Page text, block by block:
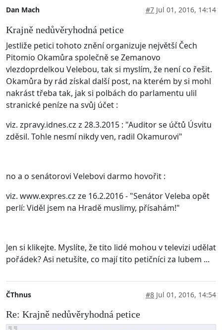
Dan Mach #7 Jul 01, 2016, 14:14
Krajně nedůvěryhodná petice
Jestliže petici tohoto znění organizuje největší Čech
Pitomio Okamůra společně se Zemanovo
vlezdoprdelkou Velebou, tak si myslím, že není co řešit.
Okamůra by rád získal další post, na kterém by si mohl
nakrást třeba tak, jak si polbách do parlamentu ulil
stranické peníze na svůj účet :
viz. zpravy.idnes.cz z 28.3.2015 : "Auditor se účtů Úsvitu
zděsil. Tohle nesmí nikdy ven, radil Okamurovi"
no a o senátorovi Velebovi darmo hovořit :
viz. www.expres.cz ze 16.2.2016 - "Senátor Veleba opět
perlí: Viděl jsem na Hradě muslimy, přísahám!"
Jen si klikejte. Myslíte, že tito lidé mohou v televizi udělat
pořádek? Asi netušíte, co mají tito petičníci za lubem ...
ČThnus #8 Jul 01, 2016, 14:54
Re: Krajně nedůvěryhodná petice